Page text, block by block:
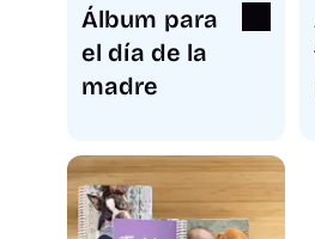
Álbum para
el día de la
madre